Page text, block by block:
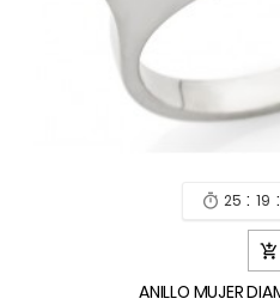
 25 : 19 :

ANILLO MUJER